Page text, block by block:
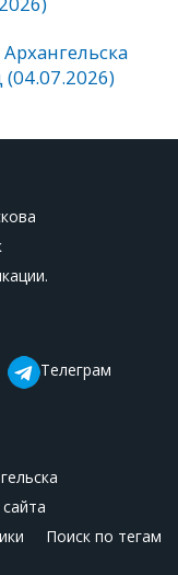
(04.07.2026)
Телеграм
Поиск по тегам